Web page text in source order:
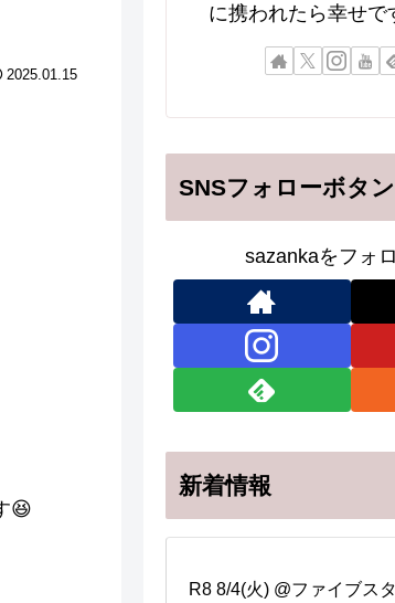
2025.01.15
😆
に携われたら幸せで
SNSフォローボタン
sazankaをフォ
新着情報
R8 8/4(火) @ファイブス